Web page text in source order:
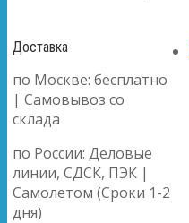
Доставка
по Москве: бесплатно
| Самовывоз со
склада
по России: Деловые
линии, СДСК, ПЭК |
Самолетом (Сроки 1-2
дня)